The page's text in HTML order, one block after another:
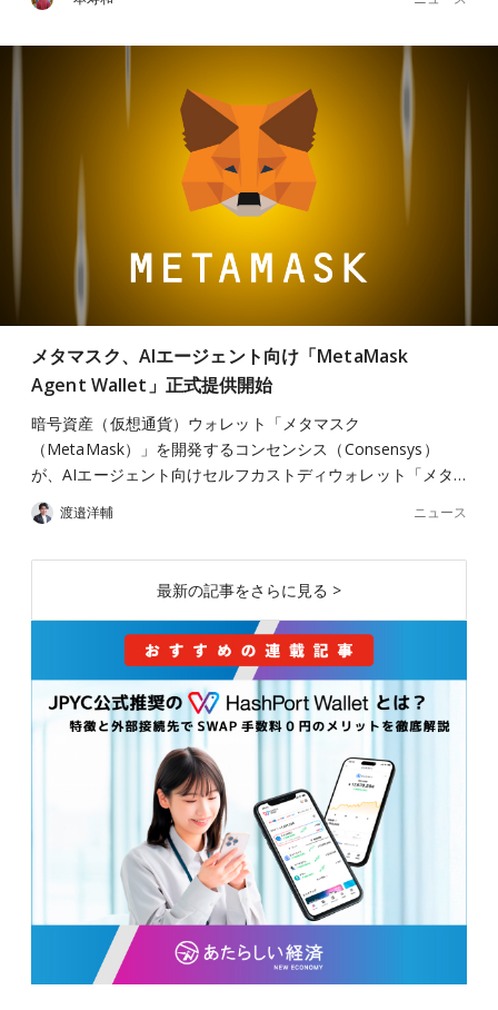
メタマスク、AIエージェント向け「MetaMask
Agent Wallet」正式提供開始
暗号資産（仮想通貨）ウォレット「メタマスク
（MetaMask）」を開発するコンセンシス（Consensys）
が、AIエージェント向けセルフカストディウォレット「メタ…
渡邉洋輔 ニュース
最新の記事をさらに見る >